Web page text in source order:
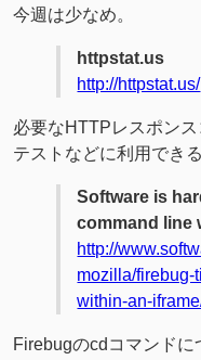
今週は少なめ。
httpstat.us
http://httpstat.us/
必要なHTTPレスポン
テストなどに利用できる
Software is
command line
http://
mozilla/firebug-
within-an-
Firebugのcdコマンドに